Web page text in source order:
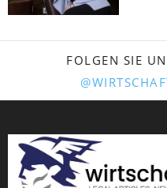
FOLGEN SIE